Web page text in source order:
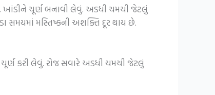
ખાંડીને ચૂર્ણ બનાવી લેવું. અડધી ચમચી જેટલું
સમયમાં મસ્તિષ્કની અશક્તિ દૂર થાય છે.
કરી લેવું. રોજ સવારે અડધી ચમચી જેટલું